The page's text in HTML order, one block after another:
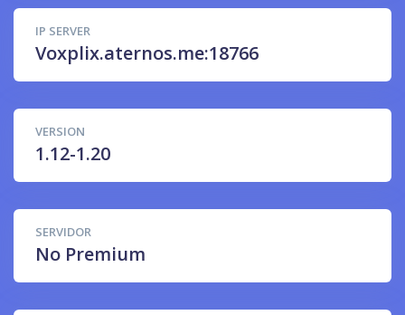
IP SERVER
Voxplix.aternos.me:18766
VERSION
1.12-1.20
SERVIDOR
No Premium